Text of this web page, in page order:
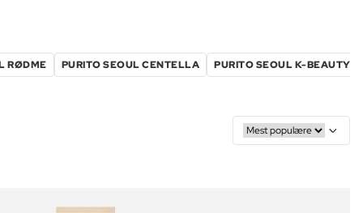
RØDME PURITO SEOUL CENTELLA PURITO SEOUL K-BEAUTY